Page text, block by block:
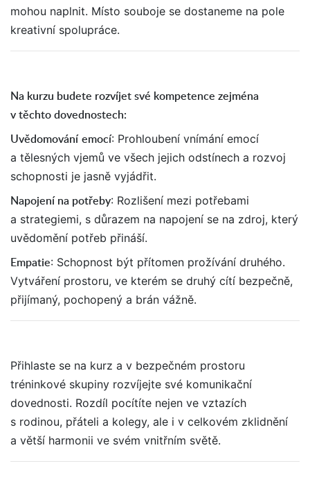
mohou naplnit. Místo souboje se dostaneme na pole
kreativní spolupráce.
Na kurzu budete rozvíjet své kompetence zejména
v těchto dovednostech:
Uvědomování emocí: Prohloubení vnímání emocí
a tělesných vjemů ve všech jejich odstínech a rozvoj
schopnosti je jasně vyjádřit.
Napojení na potřeby: Rozlišení mezi potřebami
a strategiemi, s důrazem na napojení se na zdroj, který
uvědomění potřeb přináší.
Empatie: Schopnost být přítomen prožívání druhého.
Vytváření prostoru, ve kterém se druhý cítí bezpečně,
přijímaný, pochopený a brán vážně.
Přihlaste se na kurz a v bezpečném prostoru
tréninkové skupiny rozvíjejte své komunikační
dovednosti. Rozdíl pocítíte nejen ve vztazích
s rodinou, přáteli a kolegy, ale i v celkovém zklidnění
a větší harmonii ve svém vnitřním světě.